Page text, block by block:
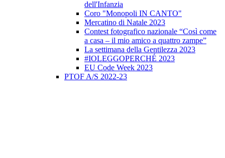
dell'Infanzia
Coro "Monopoli IN CANTO"
Mercatino di Natale 2023
Contest fotografico nazionale “Così come
a casa – il mio amico a quattro zampe”
La settimana della Gentilezza 2023
#IOLEGGOPERCHÉ 2023
EU Code Week 2023
PTOF A/S 2022-23